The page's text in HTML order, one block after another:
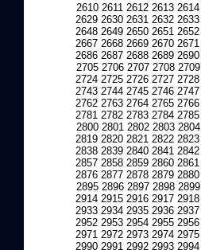
2610 2611 2612 2613 2614
2629 2630 2631 2632 2633
2648 2649 2650 2651 2652
2667 2668 2669 2670 2671
2686 2687 2688 2689 2690
2705 2706 2707 2708 2709
2724 2725 2726 2727 2728
2743 2744 2745 2746 2747
2762 2763 2764 2765 2766
2781 2782 2783 2784 2785
2800 2801 2802 2803 2804
2819 2820 2821 2822 2823
2838 2839 2840 2841 2842
2857 2858 2859 2860 2861
2876 2877 2878 2879 2880
2895 2896 2897 2898 2899
2914 2915 2916 2917 2918
2933 2934 2935 2936 2937
2952 2953 2954 2955 2956
2971 2972 2973 2974 2975
2990 2991 2992 2993 2994